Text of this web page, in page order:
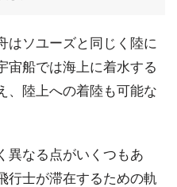
はソユーズと同じく陸に
宙船では海上に着水する
、陸上への着陸も可能な
異なる点がいくつもあ
行士が滞在するための軌